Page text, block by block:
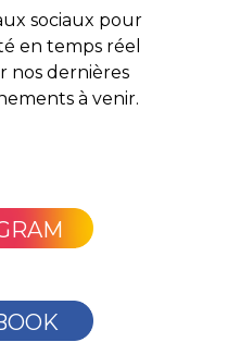
sociaux pour
en temps réel
nos dernières
à venir.